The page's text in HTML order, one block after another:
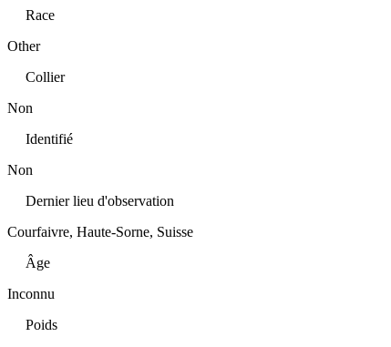
Race
Other
Collier
Non
Identifié
Non
Dernier lieu d'observation
Courfaivre, Haute-Sorne, Suisse
Âge
Inconnu
Poids